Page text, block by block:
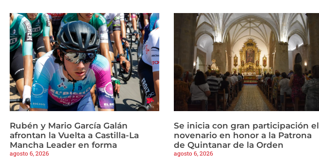
Rubén y Mario García Galán
afrontan la Vuelta a Castilla-La
Mancha Leader en forma
agosto 6, 2026
Se inicia con gran participación el
novenario en honor a la Patrona
de Quintanar de la Orden
agosto 6, 2026